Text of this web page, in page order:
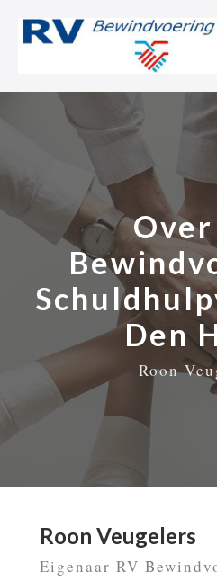
Den
Roon
Roon Veugelers
Eigenaar RV